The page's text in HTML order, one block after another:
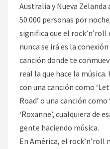
Australia y Nueva Zelanda
50.000 personas por
significa que el rock’n’roll
nunca se irá es la
canción donde te
real la que hace la
con una canción como
Road’ o una canción
‘Roxanne’, cualquiera de
gente haciendo música.
En América, el